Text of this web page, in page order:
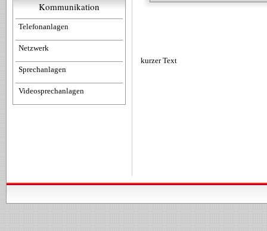
Kommunikation
Telefonanlagen
Netzwerk
Sprechanlagen
Videosprechanlagen
kurzer Text